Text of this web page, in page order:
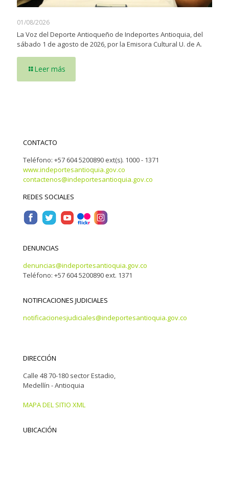
01/08/2026
La Voz del Deporte Antioqueño de Indeportes Antioquia, del
sábado 1 de agosto de 2026, por la Emisora Cultural U. de A.
Leer más
CONTACTO
Teléfono: +57 604 5200890 ext(s). 1000 - 1371
www.indeportesantioquia.gov.co
contactenos@indeportesantioquia.gov.co
REDES SOCIALES
DENUNCIAS
denuncias@indeportesantioquia.gov.co
Teléfono: +57 604 5200890 ext. 1371
NOTIFICACIONES JUDICIALES
notificacionesjudiciales@indeportesantioquia.gov.co
DIRECCIÓN
Calle 48 70-180 sector Estadio,
Medellín - Antioquia
MAPA DEL SITIO XML
UBICACIÓN